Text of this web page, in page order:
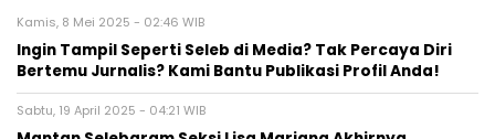
Kamis, 8 Mei 2025 - 02:46 WIB
Ingin Tampil Seperti Seleb di Media? Tak Percaya Diri
Bertemu Jurnalis? Kami Bantu Publikasi Profil Anda!
Sabtu, 19 April 2025 - 04:21 WIB